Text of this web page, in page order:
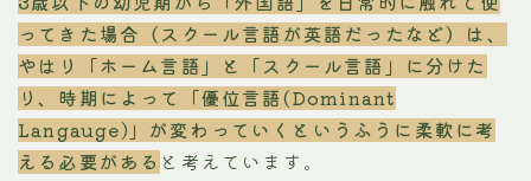
ってきた場合（スクール言語が英語だったなど）は、
やはり「ホーム言語」と「スクール言語」に分けた
り、時期によって「優位言語(Dominant
Langauge)」が変わっていくというふうに柔軟に考
える必要がある と考えています。